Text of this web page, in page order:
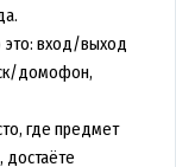
вход/выход
домофон,
где предмет
достаёте